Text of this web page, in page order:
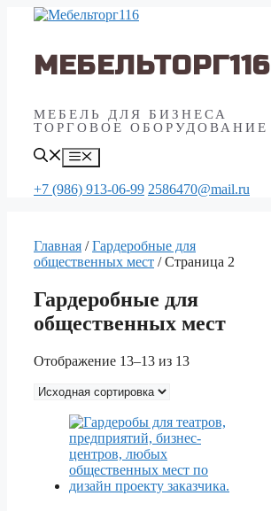
Перейти
МЕБЕЛЬТОРГ116
МЕБЕЛЬ ДЛЯ БИЗНЕСА
ТОРГОВОЕ ОБОРУДОВАНИЕ
Меню
+7 (986) 913-06-99 2586470@mail.ru
Главная /Гардеробные для
общественных мест / Страница 2
Гардеробные для
общественных мест
Отображение 13–13 из 13